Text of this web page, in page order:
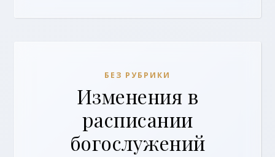
БЕЗ РУБРИКИ
Изменения в
расписании
богослужений